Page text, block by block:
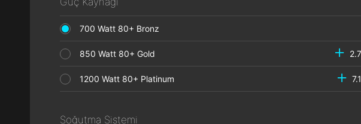
700 Watt 80+ Bronz
850 Watt 80+ Gold
1200 Watt 80+ Platinum
Soğutma Sistemi